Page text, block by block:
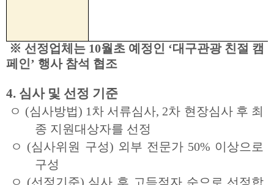
※ 선정업체는 10월초 예정인 ‘대구관광 친절 캠
페인’ 행사 참석 협조
4. 심사 및 선정 기준
ㅇ (심사방법) 1차 서류심사, 2차 현장심사 후 최
종 지원대상자를 선정
ㅇ (심사위원 구성) 외부 전문가 50% 이상으로
구성
ㅇ (선정기준) 심사 후 고득점자 순으로 선정합